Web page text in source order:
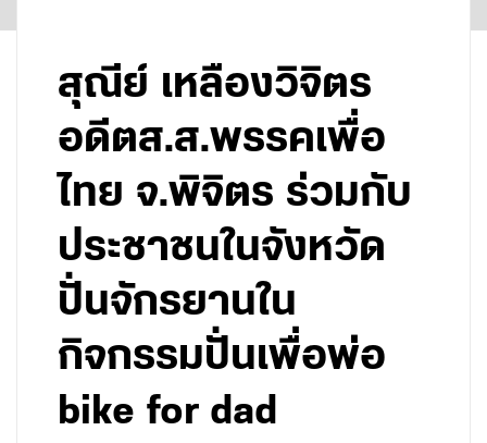
สุณีย์ เหลืองวิจิตร
อดีตส.ส.พรรคเพื่อ
ไทย จ.พิจิตร ร่วมกับ
ประชาชนในจังหวัด
ปั่นจักรยานใน
กิจกรรมปั่นเพื่อพ่อ
bike for dad